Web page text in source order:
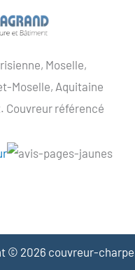
Moselle,
Moselle, Aquitaine
Couvreur référencé
© 2026 couvreur-